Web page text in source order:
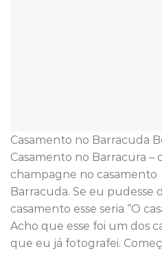
Casamento no Barracuda
Casamento no Barracura –
champagne no
Barracuda. Se eu pudesse
casamento esse seria “O
Acho que esse foi um dos
que eu já fotografei.